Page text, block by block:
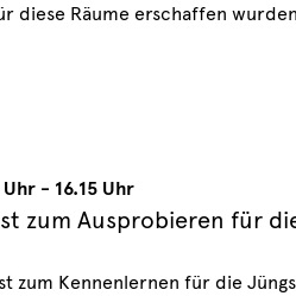
diese Räume erschaffen
Uhr - 16.15 Uhr
zum Ausprobieren für
zum Kennenlernen für die